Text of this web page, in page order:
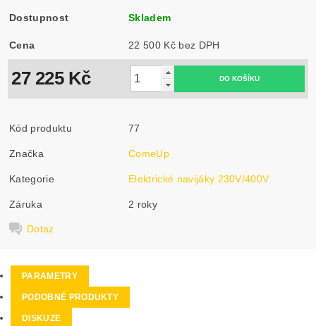
Dostupnost Skladem
Cena 22 500 Kč bez DPH
27 225 Kč
Kód produktu 77
Značka ComeUp
Kategorie Elektrické navijáky 230V/400V
Záruka 2 roky
Dotaz
PARAMETRY
PODOBNÉ PRODUKTY
DISKUZE